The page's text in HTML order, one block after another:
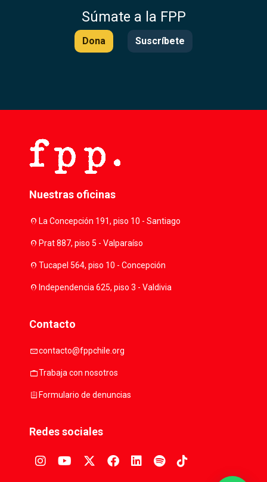
Súmate a la FPP
Dona Suscríbete
Nuestras oficinas
location_onLa Concepción 191, piso 10 - Santiago
location_onPrat 887, piso 5 - Valparaíso
location_onTucapel 564, piso 10 - Concepción
location_onIndependencia 625, piso 3 - Valdivia
Contacto
mailcontacto@fppchile.org
workTrabaja con nosotros
assignmentFormulario de denuncias
Redes sociales